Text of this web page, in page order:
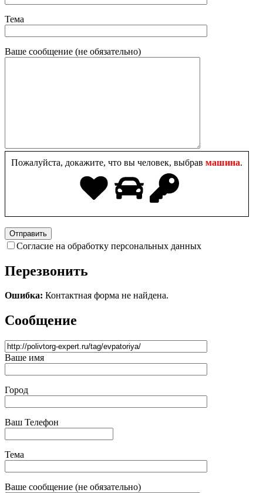
Тема
Ваше сообщение (не обязательно)
Пожалуйста, докажите, что вы человек, выбрав машина.
Согласие на обработку персональных данных
Перезвонить
Ошибка: Контактная форма не найдена.
Сообщение
Ваше имя
Город
Ваш Телефон
Тема
Ваше сообщение (не обязательно)